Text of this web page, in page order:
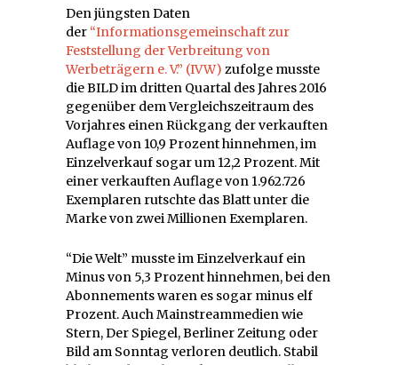
Den jüngsten Daten
der “Informationsgemeinschaft zur
Feststellung der Verbreitung von
Werbeträgern e. V.” (IVW) zufolge musste
die BILD im dritten Quartal des Jahres 2016
gegenüber dem Vergleichszeitraum des
Vorjahres einen Rückgang der verkauften
Auflage von 10,9 Prozent hinnehmen, im
Einzelverkauf sogar um 12,2 Prozent. Mit
einer verkauften Auflage von 1.962.726
Exemplaren rutschte das Blatt unter die
Marke von zwei Millionen Exemplaren.
“Die Welt” musste im Einzelverkauf ein
Minus von 5,3 Prozent hinnehmen, bei den
Abonnements waren es sogar minus elf
Prozent. Auch Mainstreammedien wie
Stern, Der Spiegel, Berliner Zeitung oder
Bild am Sonntag verloren deutlich. Stabil